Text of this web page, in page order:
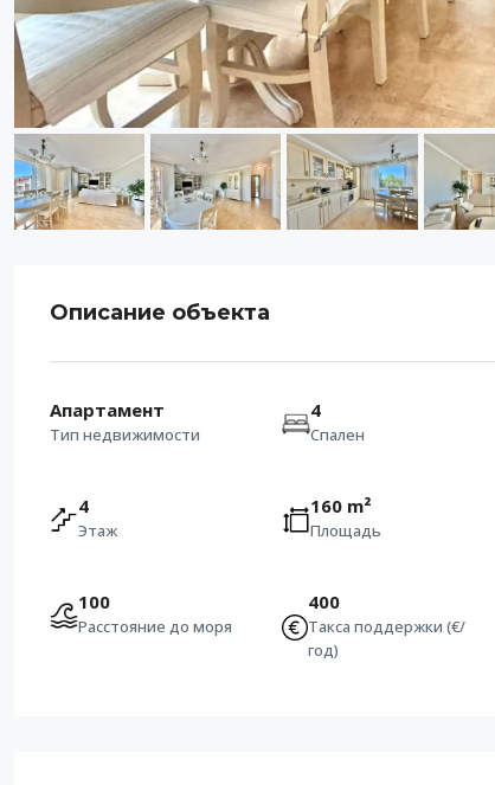
Описание объекта
Апартамент
Тип недвижимости
4
Спален
4
Этаж
160 m²
Площадь
100
Расстояние до моря
400
Такса поддержки (€/
год)